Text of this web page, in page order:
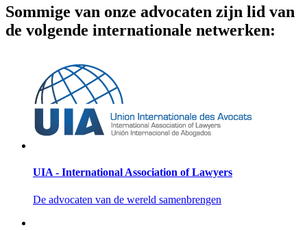
Sommige van onze advocaten zijn lid van
de volgende internationale netwerken:
UIA - International Association of Lawyers
De advocaten van de wereld samenbrengen